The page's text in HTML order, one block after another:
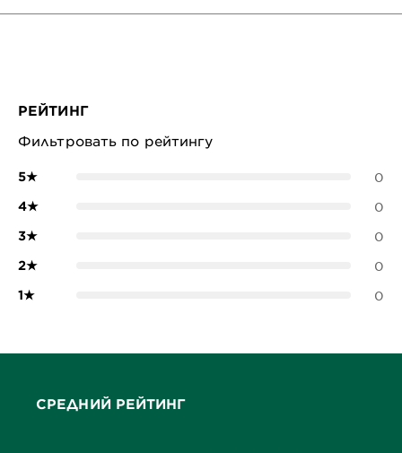
РЕЙТИНГ
Фильтровать по рейтингу
5★ 0
4★ 0
3★ 0
2★ 0
1★ 0
СРЕДНИЙ РЕЙТИНГ